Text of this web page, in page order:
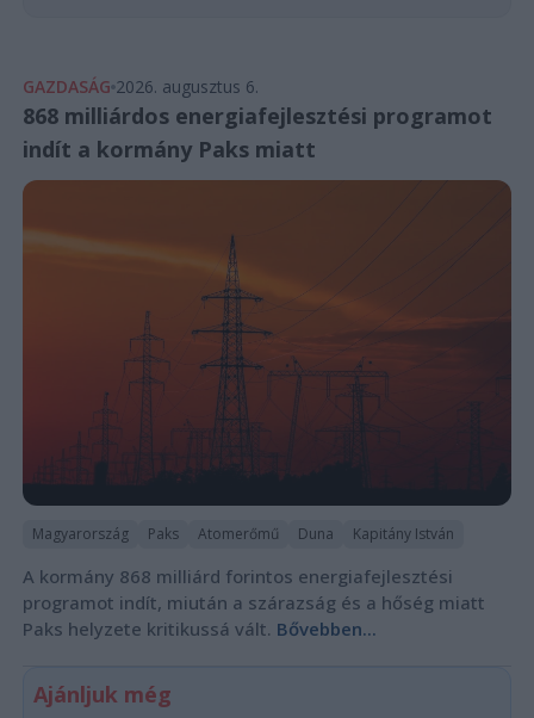
GAZDASÁG 2026. augusztus 6.
868 milliárdos energiafejlesztési programot
indít a kormány Paks miatt
Magyarország Paks Atomerőmű Duna Kapitány István
A kormány 868 milliárd forintos energiafejlesztési
programot indít, miután a szárazság és a hőség miatt
Paks helyzete kritikussá vált. Bővebben...
Ajánljuk még